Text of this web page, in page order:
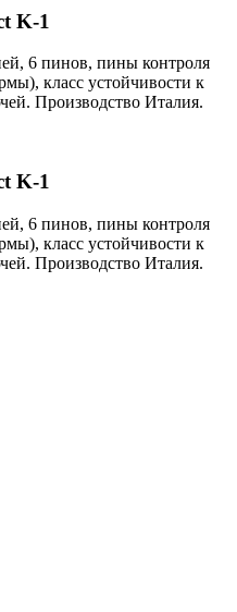
K-1
6 пинов, пины контроля
класс устойчивости к
Производство Италия.
K-1
6 пинов, пины контроля
класс устойчивости к
Производство Италия.